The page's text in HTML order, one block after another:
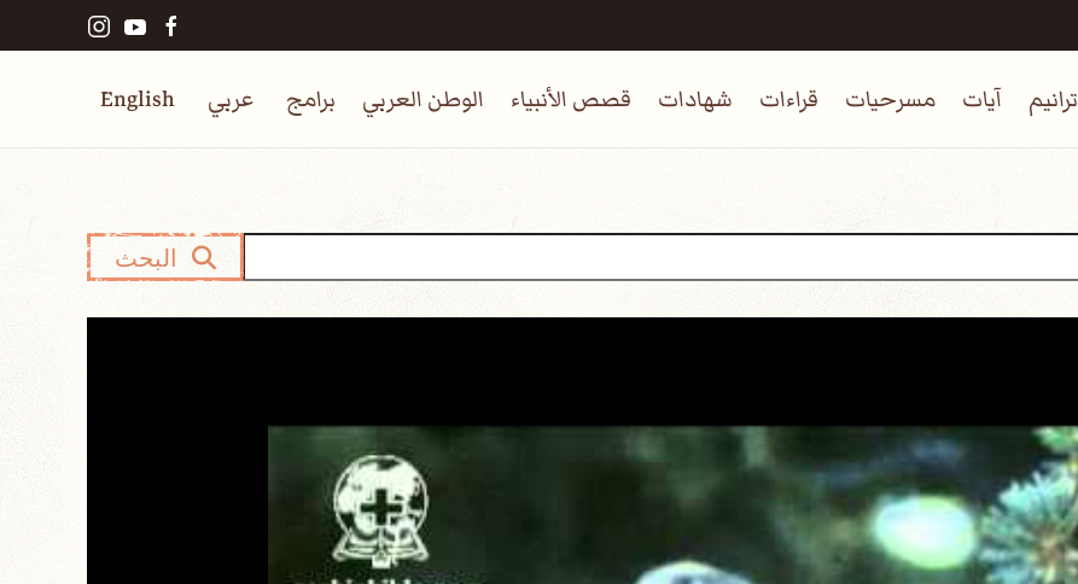
ترانيم آيات مسرحيات قراءات شهادات قصص الأنبياء الوطن العربي برامج عربي English
البحث